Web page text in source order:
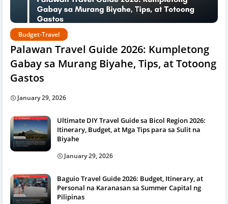
Budget-Travel
Palawan Travel Guide 2026: Kumpletong
Gabay sa Murang Biyahe, Tips, at Totoong
Gastos
January 29, 2026
Ultimate DIY Travel Guide sa Bicol Region 2026:
Itinerary, Budget, at Mga Tips para sa Sulit na
Biyahe
January 29, 2026
Baguio Travel Guide 2026: Budget, Itinerary, at
Personal na Karanasan sa Summer Capital ng
Pilipinas